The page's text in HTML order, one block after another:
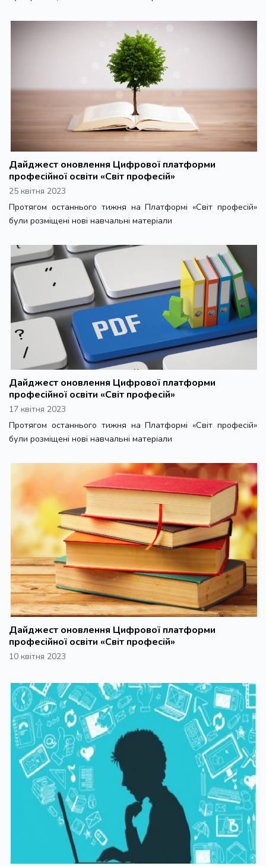
Дайджест оновлення Цифрової платформи
професійної освіти «Світ професій»
25 квітня 2023
Протягом останнього тижня на Платформі «Світ професій»
були розміщені нові навчальні матеріали
Дайджест оновлення Цифрової платформи
професійної освіти «Світ професій»
17 квітня 2023
Протягом останнього тижня на Платформі «Світ професій»
були розміщені нові навчальні матеріали
Дайджест оновлення Цифрової платформи
професійної освіти «Світ професій»
10 квітня 2023